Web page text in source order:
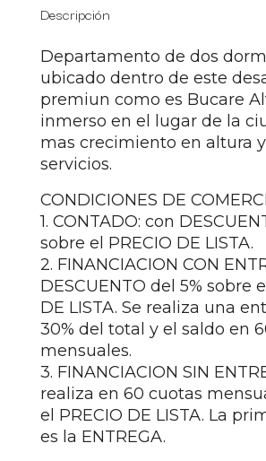
Descripción
Departamento de dos
ubicado dentro de este
premiun como es Bucare
inmerso en el lugar de la
mas crecimiento en altura
servicios.
CONDICIONES DE
1. CONTADO: con
sobre el PRECIO DE LISTA.
2. FINANCIACION CON
DESCUENTO del 5% sobre
DE LISTA. Se realiza una
30% del total y el saldo en
mensuales.
3. FINANCIACION SIN
realiza en 60 cuotas
el PRECIO DE LISTA. La
es la ENTREGA.